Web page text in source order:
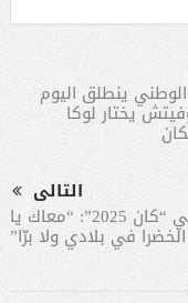
ينطلق اليوم
يختار لوكا
التالى
نفاذ تذاكر مباريات المنتخب الوطني في “كان 2025”: “معاك يا
الخضرا في بلادي ولا برّا”